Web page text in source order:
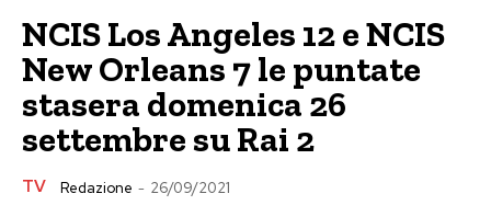
NCIS Los Angeles 12 e NCIS
New Orleans 7 le puntate
stasera domenica 26
settembre su Rai 2
TV Redazione - 26/09/2021